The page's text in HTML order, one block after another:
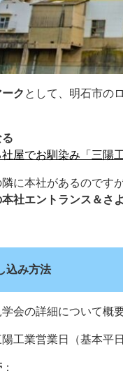
ク として、明石市の
屋でお馴染み「三陽
に本社があるのです
社エントランス＆さ
込み方法
会の詳細について概
陽工業営業日（基本平
：